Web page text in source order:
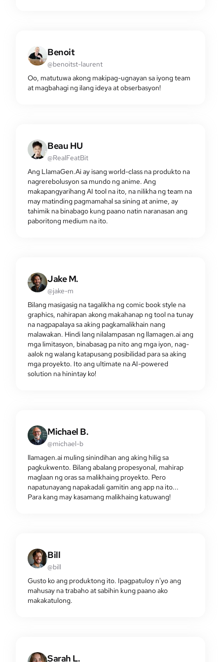
Benoit
@benoitst-laurent
Oo, matutuwa akong makipag-ugnayan sa iyong team
at magbahagi ng ilang ideya at obserbasyon!
Beau HU
@RealFeatBit
Ang LlamaGen.Ai ay isang world-class na produkto na
nagrerebolusyon sa mundo ng anime. Ang
makapangyarihang AI tool na ito, na nilikha ng team na
may matinding pagmamahal sa sining at anime, ay
tahimik na binabago kung paano natin naranasan ang
paboritong medium na ito.
Jake M.
@jake-m
Bilang masigasig na tagalikha ng comic book style na
graphics, nahirapan akong makahanap ng tool na tunay
na nagpapalaya sa aking pagkamalikhain nang
malawakan. Hindi lang nilalampasan ng llamagen.ai ang
mga limitasyon, binabasag pa nito ang mga iyon, nag-
aalok ng walang katapusang posibilidad para sa aking
mga proyekto. Ito ang ultimate na AI-powered
solution na hinintay ko!
Michael B.
@michael-b
llamagen.ai muling sinindihan ang aking hilig sa
pagkukwento. Bilang abalang propesyonal, mahirap
maglaan ng oras sa malikhaing proyekto. Pero
napatunayang napakadali gamitin ang app na ito...
Para kang may kasamang malikhaing katuwang!
Bill
@bill
Gusto ko ang produktong ito. Ipagpatuloy n'yo ang
mahusay na trabaho at sabihin kung paano ako
makakatulong.
Sarah L.